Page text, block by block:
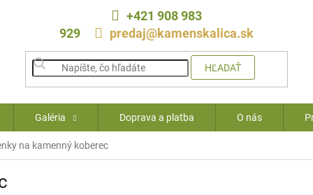
+421 908 983
929
predaj@kamenskalica.sk
HĽADAŤ
Galéria Doprava a platba O nás
na kamenný koberec